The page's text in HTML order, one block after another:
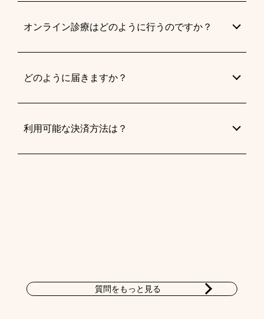
オンライン診療はどのように行うのですか？
どのように届きますか？
利用可能な決済方法は？
質問をもっと見る